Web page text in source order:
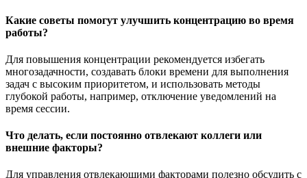
Какие советы помогут улучшить концентрацию во время
работы?
Для повышения концентрации рекомендуется избегать
многозадачности, создавать блоки времени для выполнения
задач с высоким приоритетом, и использовать методы
глубокой работы, например, отключение уведомлений на
время сессии.
Что делать, если постоянно отвлекают коллеги или
внешние факторы?
Для управления отвлекающими факторами полезно обсудить с